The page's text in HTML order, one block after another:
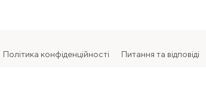
Політика конфіденційності Питання та відповіді